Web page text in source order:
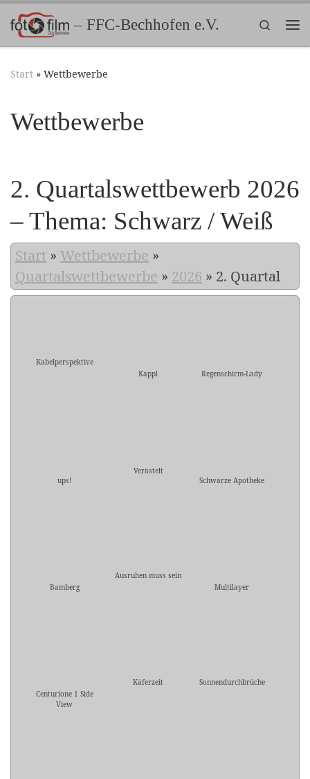
Zum Inhalt springen– FFC-Bechhofen e.V.
Search
Start » Wettbewerbe
Wettbewerbe
2. Quartalswettbewerb 2026
– Thema: Schwarz / Weiß
Start » Wettbewerbe »
Quartalswettbewerbe » 2026 » 2. Quartal
Kabelperspektive
Kappl
Regenschirm-Lady
ups!
Verästelt
Schwarze Apotheke
Bamberg
Ausruhen muss sein
Multilayer
Centurione 1 Side
View
Käferzeit Sonnendurchbrüche